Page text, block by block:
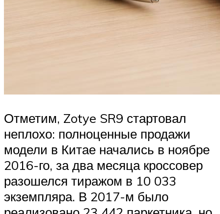
Отметим, Zotye SR9 стартовал
неплохо: полноценные продажи
модели в Китае начались в ноябре
2016-го, за два месяца кроссовер
разошелся тиражом в 10 033
экземпляра. В 2017-м было